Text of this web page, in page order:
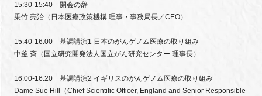
15:30-15:40 開会の辞
乗竹 亮治（日本医療政策機構 理事・事務局長／CEO）
15:40-16:00 基調講演1 日本のがんゲノム医療の取り組み
中釜 斉（国立研究開発法人国立がん研究センター 理事長）
16:00-16:20 基調講演2 イギリスのがんゲノム医療の取り組み
Dame Sue Hill（Chief Scientific Officer, England and Senior Responsible